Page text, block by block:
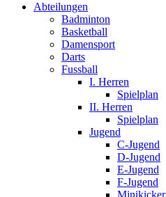
Abteilungen
Badminton
Basketball
Damensport
Darts
Fussball
I. Herren
Spielplan
II. Herren
Spielplan
Jugend
C-Jugend
D-Jugend
E-Jugend
F-Jugend